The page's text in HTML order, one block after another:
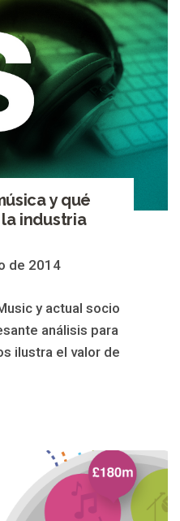
y qué
industria
de 2014
y actual socio
análisis para
ilustra el valor de